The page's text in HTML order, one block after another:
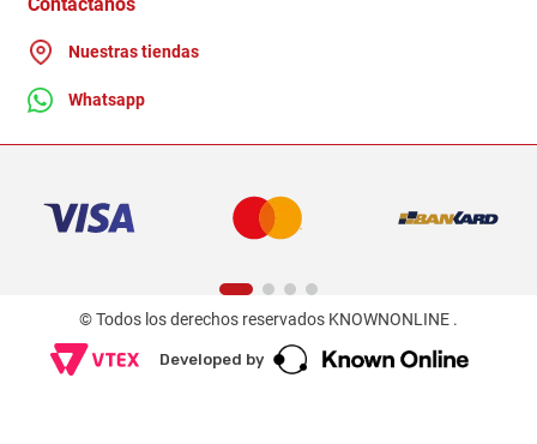
Nuestras tiendas
Whatsapp
© Todos los derechos reservados KNOWNONLINE .
Developed by